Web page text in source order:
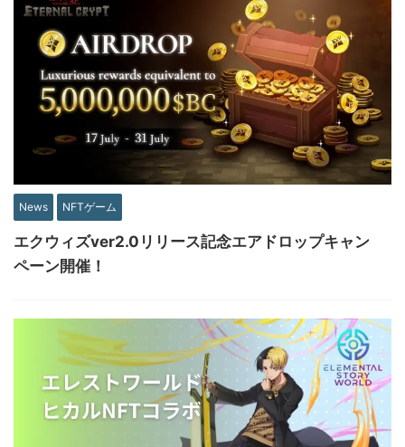
News NFTゲーム
エクウィズver2.0リリース記念エアドロップキャン
ペーン開催！